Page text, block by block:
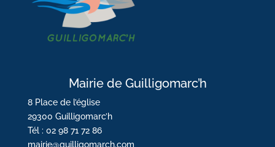
Mairie de Guilligomarc’h
8 Place de l’église
29300 Guilligomarc’h
Tél : 02 98 71 72 86
mairie@guilligomarch.com